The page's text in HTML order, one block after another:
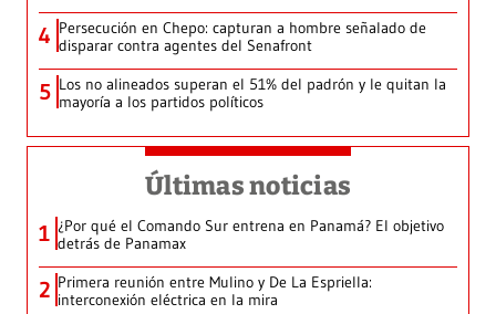
4 Persecución en Chepo: capturan a hombre señalado de
disparar contra agentes del Senafront
5 Los no alineados superan el 51% del padrón y le quitan la
mayoría a los partidos políticos
Últimas noticias
1 ¿Por qué el Comando Sur entrena en Panamá? El objetivo
detrás de Panamax
2 Primera reunión entre Mulino y De La Espriella:
interconexión eléctrica en la mira